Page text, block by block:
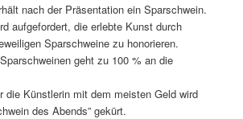
nach der Präsentation ein Sparschwein.
aufgefordert, die erlebte Kunst durch
Sparschweine zu honorieren.
geht zu 100 % an die
die Künstlerin mit dem meisten Geld wird
des Abends” gekürt.